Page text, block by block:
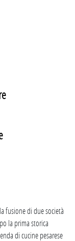
fusione di due società
la prima storica
di cucine pesarese